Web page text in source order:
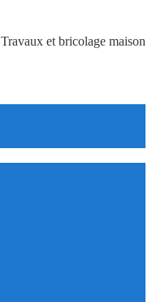
Travaux et bricolage maison